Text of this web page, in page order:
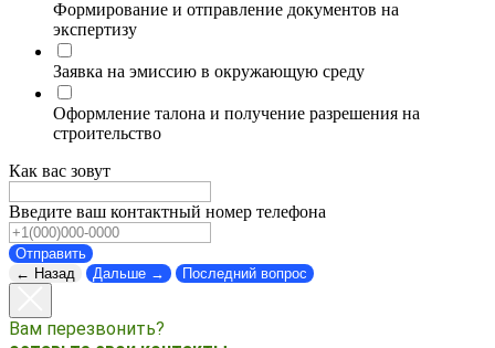
Формирование и отправление документов на
экспертизу
Заявка на эмиссию в окружающую среду
Оформление талона и получение разрешения на
строительство
Как вас зовут
Введите ваш контактный номер телефона
Отправить
← Назад
Дальше → Последний вопрос
Вам перезвонить?